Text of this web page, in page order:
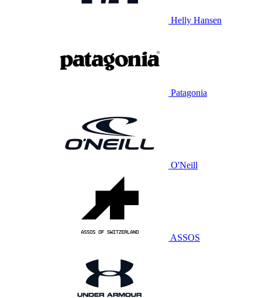
Helly Hansen
Patagonia
O'Neill
ASSOS